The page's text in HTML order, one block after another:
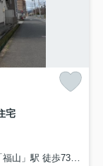
宅
山」駅 徒歩73分